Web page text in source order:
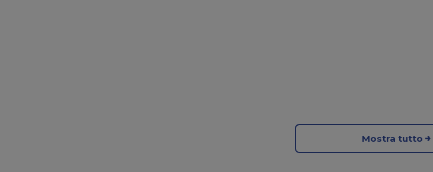
Mostra tutto